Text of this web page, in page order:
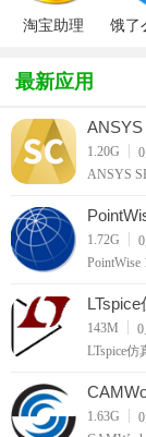
淘宝助理
饿了
最新应用
ANSYS
1.20G 0
ANSYS
行建模与
明和光学
1.72G 0
界层布设
飞行器等
143M 0
LTspice
用而生。
一套无需
1.63G 0